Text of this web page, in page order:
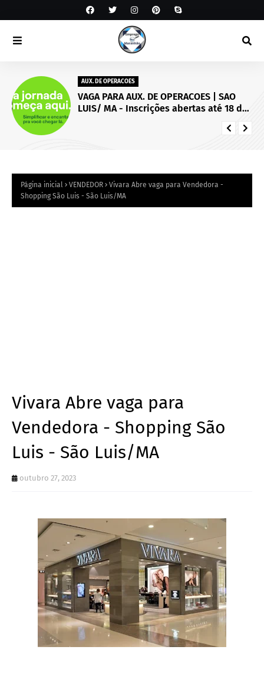
AUX. DE OPERACOES
VAGA PARA AUX. DE OPERACOES | SAO
LUIS/ MA - Inscrições abertas até 18 de
Página inicial VENDEDOR
Vivara Abre vaga para Vendedora -
Shopping São Luis - São Luis/MA
Vivara Abre vaga para
Vendedora - Shopping São
Luis - São Luis/MA
outubro 27, 2023